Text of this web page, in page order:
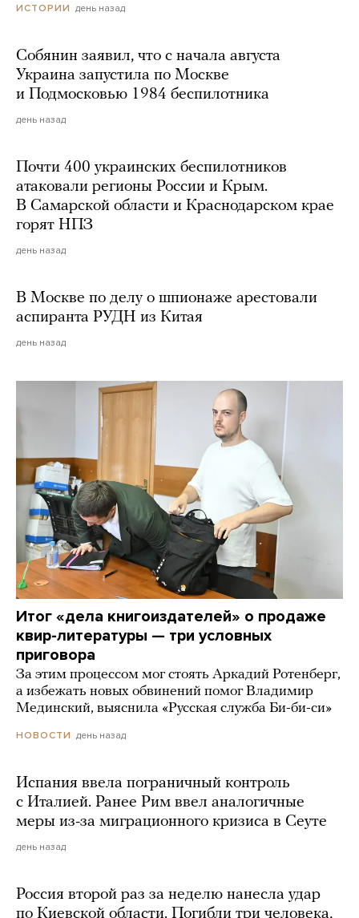
ИСТОРИИ день назад
Собянин заявил, что с начала августа
Украина запустила по Москве
и Подмосковью 1984 беспилотника
день назад
Почти 400 украинских беспилотников
атаковали регионы России и Крым.
В Самарской области и Краснодарском крае
горят НПЗ
день назад
В Москве по делу о шпионаже арестовали
аспиранта РУДН из Китая
день назад
Итог «дела книгоиздателей» о продаже
квир-литературы — три условных
приговора
За этим процессом мог стоять Аркадий Ротенберг,
а избежать новых обвинений помог Владимир
Мединский, выяснила «Русская служба Би-би-си»
НОВОСТИ день назад
Испания ввела пограничный контроль
с Италией. Ранее Рим ввел аналогичные
меры из-за миграционного кризиса в Сеуте
день назад
Россия второй раз за неделю нанесла удар
по Киевской области. Погибли три человека,